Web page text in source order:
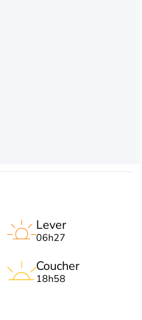
Lever
06h27
Coucher
18h58